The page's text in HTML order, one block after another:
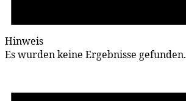
Hinweis
Es wurden keine Ergebnisse gefunden.